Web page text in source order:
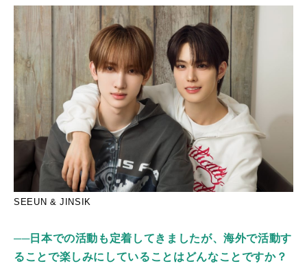
SEEUN & JINSIK
──日本での活動も定着してきましたが、海外で活動す
ることで楽しみにしていることはどんなことですか？